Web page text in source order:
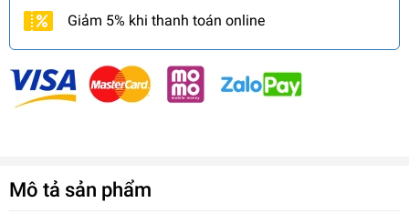
Giảm 5% khi thanh toán online
Mô tả sản phẩm